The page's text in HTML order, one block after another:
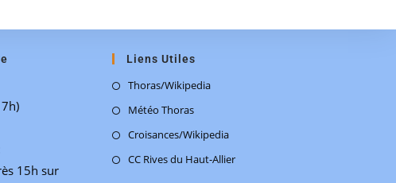
15h sur
Liens Utiles
Thoras/Wikipedia
Météo Thoras
Croisances/Wikipedia
CC Rives du Haut-Allier